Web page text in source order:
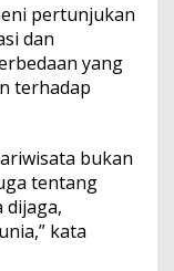
pertunjukan
dan
yang
terhadap
bukan
tentang
dijaga,
kata